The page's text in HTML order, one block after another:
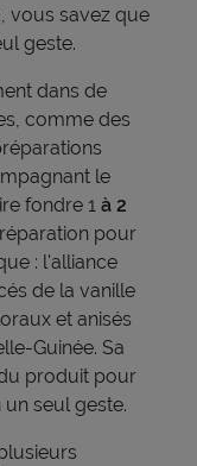
vous savez que
geste.
dans de
comme des
le
fondre 1 à 2
pour
: l'alliance
de la vanille
et anisés
Guinée. Sa
produit pour
seul geste.